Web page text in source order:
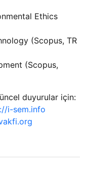
Ethics
(Scopus, TR
(Scopus,
duyurular için:
i-sem.info